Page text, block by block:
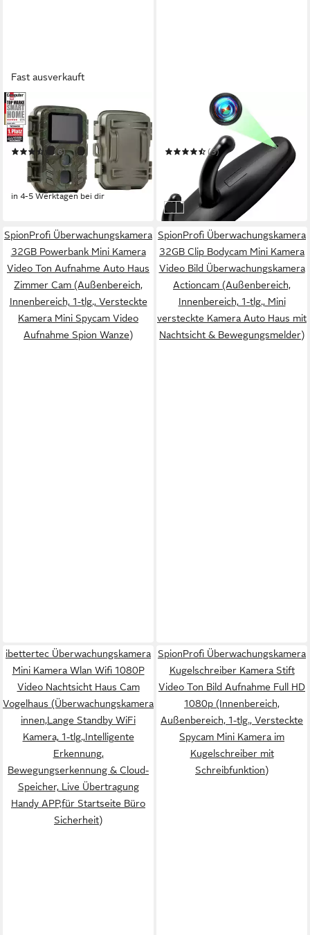
Fast ausverkauft
TECHNAXX
Überwachungskamera Mini
Nature Wild Cam TX-117
(6)
ab 68,11 € UVP89,99 €
-24%
in 4-5 Werktagen bei dir
SPIONPROFI
Überwachungskamera 32GB
Kleiderhaken Mini Kamera
Video Ton Bild Aufnahme
Haus Zimmer
(3)
UVP109,90 €
in 4-5 Werktagen bei dir
1280 x 720p
1920 x 1080p
SpionProfi Überwachungskamera
32GB Powerbank Mini Kamera
Video Ton Aufnahme Auto Haus
Zimmer Cam (Außenbereich,
Innenbereich, 1-tlg., Versteckte
Kamera Mini Spycam Video
Aufnahme Spion Wanze)
SpionProfi Überwachungskamera
32GB Clip Bodycam Mini Kamera
Video Bild Überwachungskamera
Actioncam (Außenbereich,
Innenbereich, 1-tlg., Mini
versteckte Kamera Auto Haus mit
Nachtsicht & Bewegungsmelder)
ibettertec Überwachungskamera
Mini Kamera Wlan Wifi 1080P
Video Nachtsicht Haus Cam
Vogelhaus (Überwachungskamera
innen,Lange Standby WiFi
Kamera, 1-tlg.,Intelligente
Erkennung,
Bewegungserkennung & Cloud-
Speicher, Live Übertragung
Handy APP,für Startseite Büro
Sicherheit)
SpionProfi Überwachungskamera
Kugelschreiber Kamera Stift
Video Ton Bild Aufnahme Full HD
1080p (Innenbereich,
Außenbereich, 1-tlg., Versteckte
Spycam Mini Kamera im
Kugelschreiber mit
Schreibfunktion)